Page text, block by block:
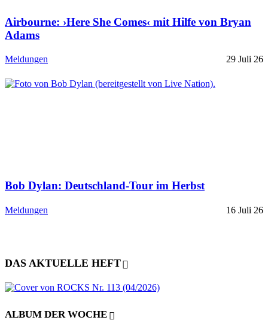
Airbourne: ›Here She Comes‹ mit Hilfe von Bryan
Adams
Meldungen 29 Juli 26
Bob Dylan: Deutschland-Tour im Herbst
Meldungen 16 Juli 26
DAS AKTUELLE HEFT
ALBUM DER WOCHE